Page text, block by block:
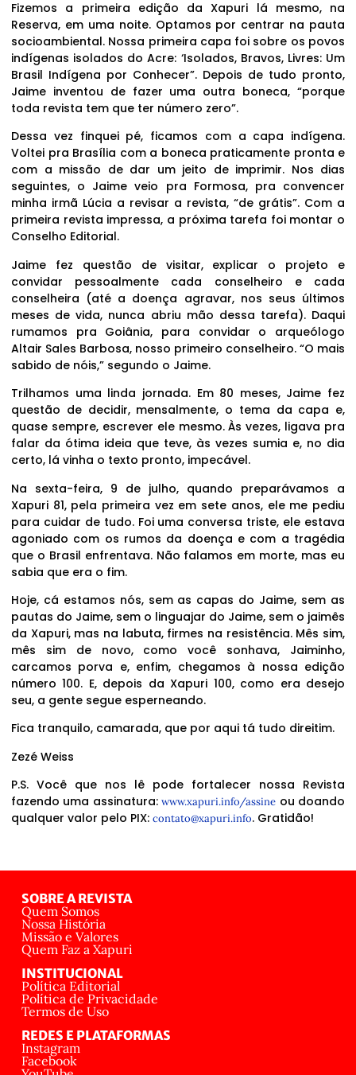
Fizemos a primeira edição da Xapuri lá mesmo, na
Reserva, em uma noite. Optamos por centrar na pauta
socioambiental. Nossa primeira capa foi sobre os povos
indígenas isolados do Acre: ‘Isolados, Bravos, Livres: Um
Brasil Indígena por Conhecer”. Depois de tudo pronto,
Jaime inventou de fazer uma outra boneca, “porque
toda revista tem que ter número zero”.
Dessa vez finquei pé, ficamos com a capa indígena.
Voltei pra Brasília com a boneca praticamente pronta e
com a missão de dar um jeito de imprimir. Nos dias
seguintes, o Jaime veio pra Formosa, pra convencer
minha irmã Lúcia a revisar a revista, “de grátis”. Com a
primeira revista impressa, a próxima tarefa foi montar o
Conselho Editorial.
Jaime fez questão de visitar, explicar o projeto e
convidar pessoalmente cada conselheiro e cada
conselheira (até a doença agravar, nos seus últimos
meses de vida, nunca abriu mão dessa tarefa). Daqui
rumamos pra Goiânia, para convidar o arqueólogo
Altair Sales Barbosa, nosso primeiro conselheiro. “O mais
sabido de nóis,” segundo o Jaime.
Trilhamos uma linda jornada. Em 80 meses, Jaime fez
questão de decidir, mensalmente, o tema da capa e,
quase sempre, escrever ele mesmo. Às vezes, ligava pra
falar da ótima ideia que teve, às vezes sumia e, no dia
certo, lá vinha o texto pronto, impecável.
Na sexta-feira, 9 de julho, quando preparávamos a
Xapuri 81, pela primeira vez em sete anos, ele me pediu
para cuidar de tudo. Foi uma conversa triste, ele estava
agoniado com os rumos da doença e com a tragédia
que o Brasil enfrentava. Não falamos em morte, mas eu
sabia que era o fim.
Hoje, cá estamos nós, sem as capas do Jaime, sem as
pautas do Jaime, sem o linguajar do Jaime, sem o jaimês
da Xapuri, mas na labuta, firmes na resistência. Mês sim,
mês sim de novo, como você sonhava, Jaiminho,
carcamos porva e, enfim, chegamos à nossa edição
número 100. E, depois da Xapuri 100, como era desejo
seu, a gente segue esperneando.
Fica tranquilo, camarada, que por aqui tá tudo direitim.
Zezé Weiss
P.S. Você que nos lê pode fortalecer nossa Revista
fazendo uma assinatura:www.xapuri.info/assine ou doando
qualquer valor pelo PIX: contato@xapuri.info. Gratidão!
SOBRE A REVISTA
Quem Somos
Nossa História
Missão e Valores
Quem Faz a Xapuri
INSTITUCIONAL
Política Editorial
Política de Privacidade
Termos de Uso
REDES E PLATAFORMAS
Instagram
Facebook